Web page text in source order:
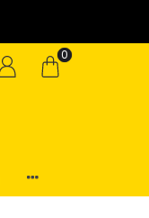
0